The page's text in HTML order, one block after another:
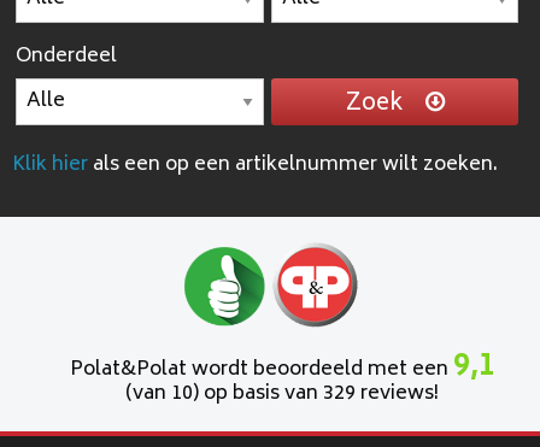
Onderdeel
Zoek
Klik hierals een op een artikelnummer wilt zoeken.
Polat&Polat wordt beoordeeld met een 9,1
(van 10) op basis van 329 reviews!